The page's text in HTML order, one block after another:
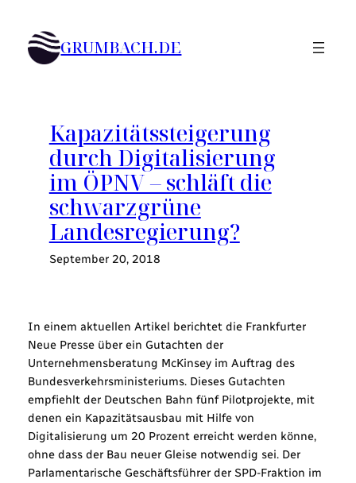
Inhalt
springen GRUMBACH.DE
Kapazitätssteigerung
durch Digitalisierung
im ÖPNV – schläft die
schwarzgrüne
Landesregierung?
September 20, 2018
In einem aktuellen Artikel berichtet die Frankfurter
Neue Presse über ein Gutachten der
Unternehmensberatung McKinsey im Auftrag des
Bundesverkehrsministeriums. Dieses Gutachten
empfiehlt der Deutschen Bahn fünf Pilotprojekte, mit
denen ein Kapazitätsausbau mit Hilfe von
Digitalisierung um 20 Prozent erreicht werden könne,
ohne dass der Bau neuer Gleise notwendig sei. Der
Parlamentarische Geschäftsführer der SPD-Fraktion im